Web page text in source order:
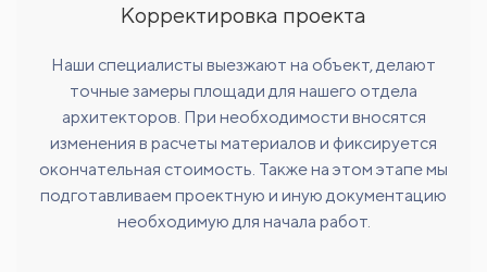
Корректировка проекта
Наши специалисты выезжают на объект, делают
точные замеры площади для нашего отдела
архитекторов. При необходимости вносятся
изменения в расчеты материалов и фиксируется
окончательная стоимость. Также на этом этапе мы
подготавливаем проектную и иную документацию
необходимую для начала работ.